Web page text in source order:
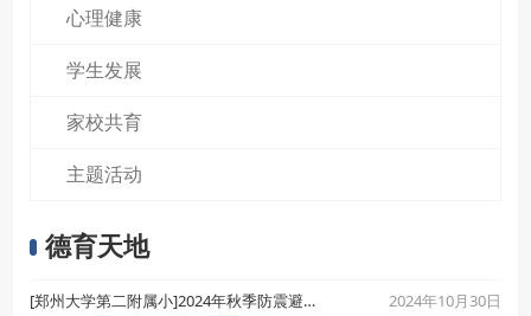
心理健康
学生发展
家校共育
主题活动
德育天地
[郑州大学第二附属小]2024年秋季防震避险应急疏散演练 2024年10月30日